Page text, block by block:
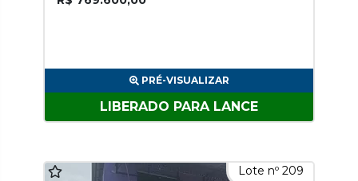
PRÉ-VISUALIZAR
LIBERADO PARA LANCE
Lote nº 209